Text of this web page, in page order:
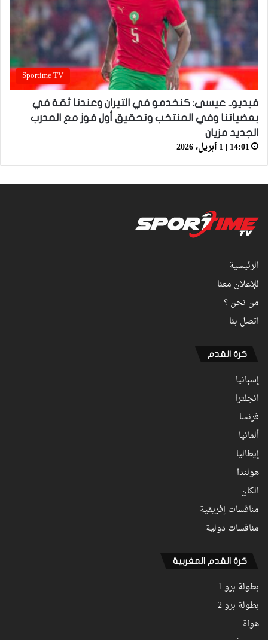
Sportime TV
فيديو.. عيسى: كنخدمو في التيران وعندنا ثقة في
بعضياتنا وفي المنتخب وتحقيق أول فوز مع المدرب
الجديد مزيان
14:01 | 1 أبريل، 2026
الرئيسية
للإعلان معنا
من نحن ؟
اتصل بنا
كرة القدم
إسبانيا
انجلترا
فرنسا
ألمانيا
إيطاليا
هولندا
الكان
منافسات إفريقية
منافسات دولية
كرة القدم المغربية
بطولة برو 1
بطولة برو 2
هواة